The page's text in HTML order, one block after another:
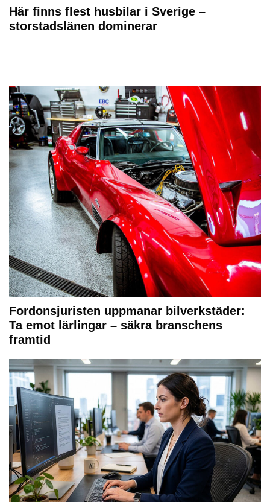
Här finns flest husbilar i Sverige –
storstadslänen dominerar
Fordonsjuristen uppmanar bilverkstäder:
Ta emot lärlingar – säkra branschens
framtid